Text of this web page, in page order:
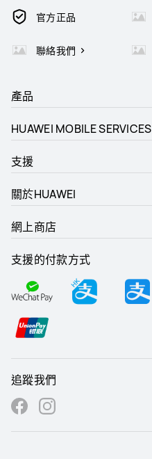
官方正品
聯絡我們
產品
HUAWEI MOBILE SERVICES
支援
關於HUAWEI
網上商店
支援的付款方式
追蹤我們